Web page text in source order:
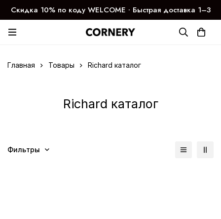
Скидка 10% по коду WELCOME ∙ Быстрая доставка 1–3
дня
Главная Товары Richard каталог
Richard каталог
Фильтры